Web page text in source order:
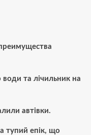
та лічильник на
автівки.
тупий епік, що